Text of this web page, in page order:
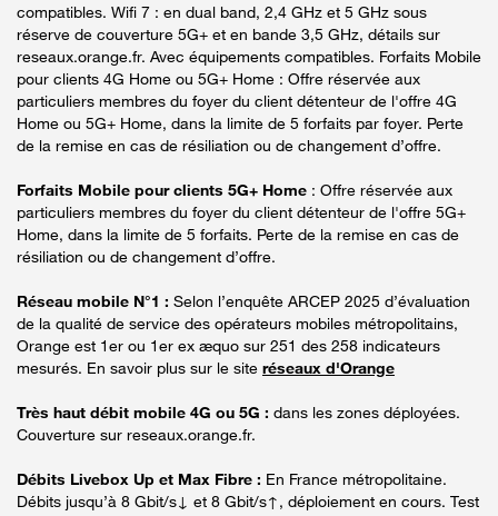
compatibles. Wifi 7 : en dual band, 2,4 GHz et 5 GHz sous
réserve de couverture 5G+ et en bande 3,5 GHz, détails sur
reseaux.orange.fr. Avec équipements compatibles. Forfaits Mobile
pour clients 4G Home ou 5G+ Home : Offre réservée aux
particuliers membres du foyer du client détenteur de l'offre 4G
Home ou 5G+ Home, dans la limite de 5 forfaits par foyer. Perte
de la remise en cas de résiliation ou de changement d’offre.
Forfaits Mobile pour clients 5G+ Home : Offre réservée aux
particuliers membres du foyer du client détenteur de l'offre 5G+
Home, dans la limite de 5 forfaits. Perte de la remise en cas de
résiliation ou de changement d’offre.
Réseau mobile N°1 : Selon l’enquête ARCEP 2025 d’évaluation
de la qualité de service des opérateurs mobiles métropolitains,
Orange est 1er ou 1er ex æquo sur 251 des 258 indicateurs
mesurés. En savoir plus sur le site réseaux d'Orange
Très haut débit mobile 4G ou 5G : dans les zones déployées.
Couverture sur reseaux.orange.fr.
Débits Livebox Up et Max Fibre : En France métropolitaine.
Débits jusqu’à 8 Gbit/s↓ et 8 Gbit/s↑, déploiement en cours. Test